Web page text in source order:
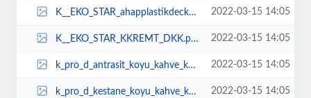
K__EKO_STAR_ahapplastikdeckzeminkaplamafiyatlarucuzbaheterashavuzdekorpvcwpcw... 2022-03-15 14:05
K__EKO_STAR_KKREMT_DKK.png 2022-03-15 14:05
k_pro_d_antrasit_koyu_kahve_kompozit_deck_fiyatlar_reticileri_ucuz_zemin_kapa... 2022-03-15 14:05
k_pro_d_kestane_koyu_kahve_kompozit_deck_fiyatlar_reticileri_ucuz_zemin_kapal... 2022-03-15 14:05